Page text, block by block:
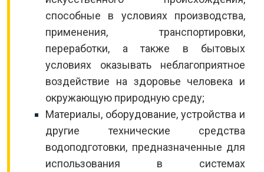
способные в условиях производства,
применения, транспортировки,
переработки, а также в бытовых
условиях оказывать неблагоприятное
воздействие на здоровье человека и
окружающую природную среду;
Материалы, оборудование, устройства и
другие технические средства
водоподготовки, предназначенные для
использования в системах